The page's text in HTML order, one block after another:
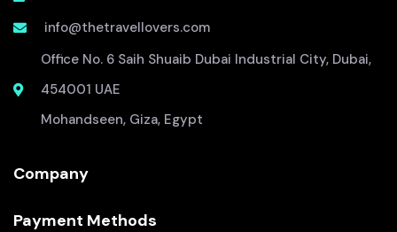
info@thetravellovers.com
Office No. 6 Saih Shuaib Dubai Industrial City, Dubai,
454001 UAE
Mohandseen, Giza, Egypt
Company
Payment Methods